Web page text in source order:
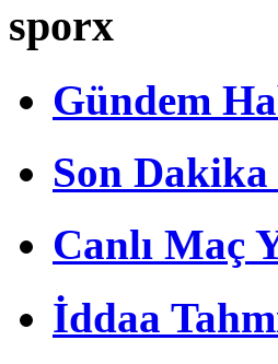
sporx
Gündem
Son
Canlı Maç
İddaa